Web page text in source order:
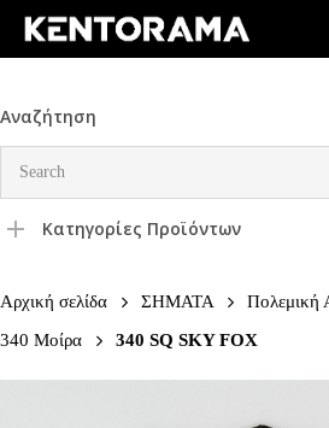
Skip
content
Αναζήτηση
Κατηγορίες Προϊόντων
Αρχική σελίδα ΣΗΜΑΤΑ Πολεμική
340 Μοίρα
340 SQ SKY FOX